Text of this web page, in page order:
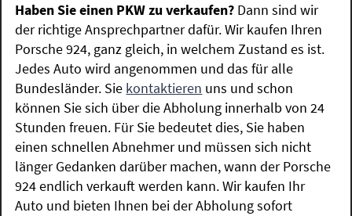
Haben Sie einen PKW zu verkaufen? Dann sind wir
der richtige Ansprechpartner dafür. Wir kaufen Ihren
Porsche 924, ganz gleich, in welchem Zustand es ist.
Jedes Auto wird angenommen und das für alle
Bundesländer. Sie kontaktieren uns und schon
können Sie sich über die Abholung innerhalb von 24
Stunden freuen. Für Sie bedeutet dies, Sie haben
einen schnellen Abnehmer und müssen sich nicht
länger Gedanken darüber machen, wann der Porsche
924 endlich verkauft werden kann. Wir kaufen Ihr
Auto und bieten Ihnen bei der Abholung sofort